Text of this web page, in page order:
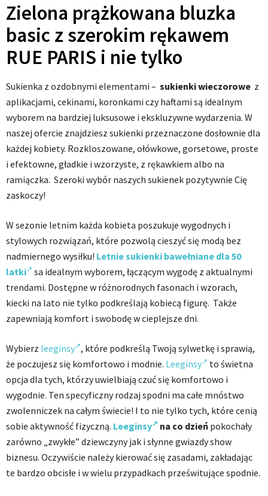
Zielona prążkowana bluzka
basic z szerokim rękawem
RUE PARIS i nie tylko
Sukienka z ozdobnymi elementami – sukienki wieczorowe z
aplikacjami, cekinami, koronkami czy haftami są idealnym
wyborem na bardziej luksusowe i ekskluzywne wydarzenia. W
naszej ofercie znajdziesz sukienki przeznaczone dosłownie dla
każdej kobiety. Rozkloszowane, ołówkowe, gorsetowe, proste
i efektowne, gładkie i wzorzyste, z rękawkiem albo na
ramiączka. Szeroki wybór naszych sukienek pozytywnie Cię
zaskoczy!
W sezonie letnim każda kobieta poszukuje wygodnych i
stylowych rozwiązań, które pozwolą cieszyć się modą bez
nadmiernego wysiłku! Letnie sukienki bawełniane dla 50
latki
sa idealnym wyborem, łączącym wygodę z aktualnymi
trendami. Dostępne w różnorodnych fasonach i wzorach,
kiecki na lato nie tylko podkreślają kobiecą figurę. Także
zapewniają komfort i swobodę w cieplejsze dni.
Wybierz leeginsy , które podkreślą Twoją sylwetkę i sprawią,
że poczujesz się komfortowo i modnie. Leeginsy
to świetna
opcja dla tych, którzy uwielbiają czuć się komfortowo i
wygodnie. Ten specyficzny rodzaj spodni ma całe mnóstwo
zwolenniczek na całym świecie! I to nie tylko tych, które cenią
sobie aktywność fizyczną. Leeginsy na co dzień pokochały
zarówno „zwykłe” dziewczyny jak i słynne gwiazdy show
biznesu. Oczywiście należy kierować się zasadami, zakładając
te bardzo obcisłe i w wielu przypadkach prześwitujące spodnie.